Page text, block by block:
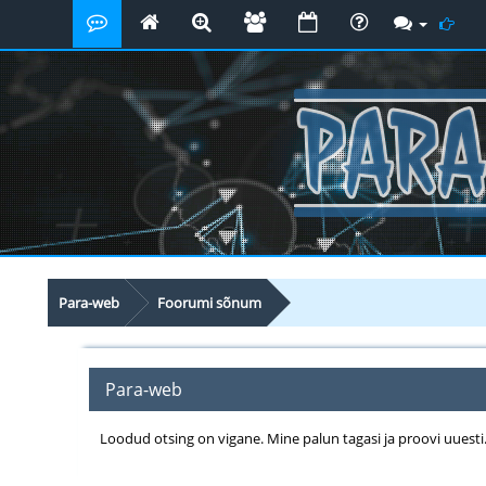
Para-web Foorumi sõnum
Para-web
Loodud otsing on vigane. Mine palun tagasi ja proovi uuesti.